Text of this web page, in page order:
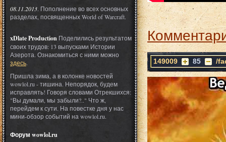
08.11.2013. Пополнение во всех основных
разделах, посвященных World of Warcraft.
xDlate Production Поделились результатом
своих трудов: 13 выпусками Истории
Азерота. Ознакомиться с ними можно
здесь.
Пришла зима, а в колонке новостей
wowlol.ru - тишина. Непорядок, будем
исправлять! Говоря словами Отрекшихся:
"Вы думали, мы забыли?.." Что ж,
перейдем к сути. На повестке дня у нас
мини-обзор событий на wowlol.ru.
Форум wowlol.ru
149009 85 /